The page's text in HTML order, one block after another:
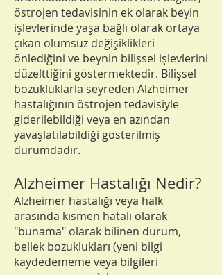
östrojen tedavisinin ek olarak beyin
işlevlerinde yaşa bağlı olarak ortaya
çıkan olumsuz değişiklikleri
önlediğini ve beynin bilişsel işlevlerini
düzelttiğini göstermektedir. Bilişsel
bozukluklarla seyreden Alzheimer
hastalığının östrojen tedavisiyle
giderilebildiği veya en azından
yavaşlatılabildiği gösterilmiş
durumdadır.
Alzheimer Hastalığı Nedir?
Alzheimer hastalığı veya halk
arasında kısmen hatalı olarak
"bunama" olarak bilinen durum,
bellek bozuklukları (yeni bilgi
kaydedememe veya bilgileri